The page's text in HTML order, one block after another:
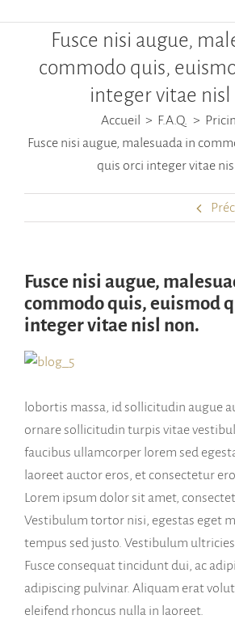
Fusce nisi augue,
commodo quis,
integer vitae nisl
Accueil F.A.Q.
Fusce nisi augue, malesuada in
quis orci integer vitae
Fusce nisi augue,
commodo quis, euismod
integer vitae nisl non.
lobortis massa, id sollicitudin augue
ornare sollicitudin turpis vitae
faucibus ullamcorper lorem sed
laoreet auctor eros, et consectetur
Lorem ipsum dolor sit amet,
Vestibulum tortor nisi, egestas eget
tempus sed justo. Vestibulum
Fusce consequat tincidunt dui, ac
adipiscing pulvinar. Aliquam erat
eleifend rhoncus nulla in laoreet.